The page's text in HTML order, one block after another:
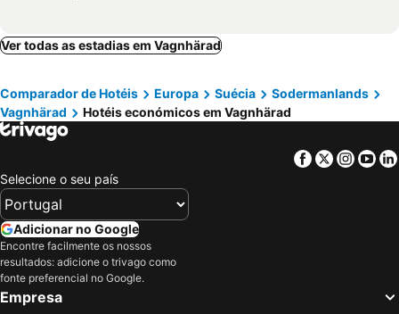
Ver todas as estadias em Vagnhärad
Comparador de Hotéis Europa Suécia
Sodermanlands
Vagnhärad
Hotéis económicos em Vagnhärad
Facebook
Twitter
Selecione o seu país
Adicionar no Google
Encontre facilmente os nossos
resultados: adicione o trivago como
fonte preferencial no Google.
Empresa